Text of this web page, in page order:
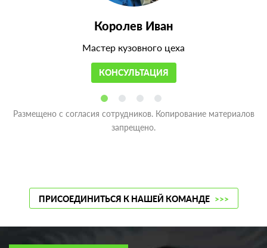
Королев Иван
Мастер кузовного цеха
КОНСУЛЬТАЦИЯ
Размещено с согласия сотрудников. Копирование материалов
запрещено.
ПРИСОЕДИНИТЬСЯ К НАШЕЙ КОМАНДЕ >>>